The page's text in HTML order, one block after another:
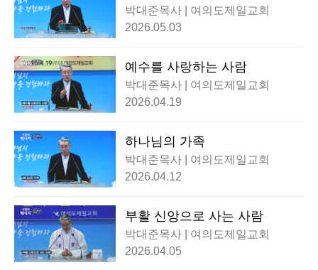
박대준목사 | 여의도제일교회
2026.05.03
예수를 사랑하는 사람
박대준목사 | 여의도제일교회
2026.04.19
하나님의 가족
박대준목사 | 여의도제일교회
2026.04.12
부활 신앙으로 사는 사람
박대준목사 | 여의도제일교회
2026.04.05